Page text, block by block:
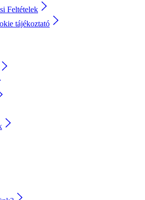
Feltételek
tájékoztató